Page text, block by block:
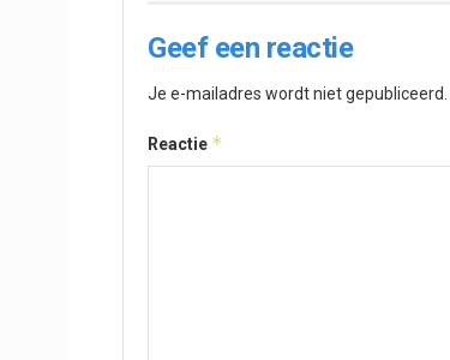
Geef een reactie
Je e-mailadres wordt niet gepubliceerd.
Reactie *